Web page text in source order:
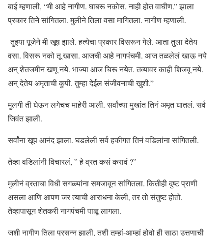
बाई म्हणाली, “मी आहे नागीण. घाबरू नकोस. नाही होत वाघीण.” झाला
प्रकार तिने सांगितला. मुलीने तिला वसा मागितला. नागीण म्हणाली.
तुझ्या पूजेने मी खूष झाले. हत्येचा प्रकार विसरून गेले. आता तुला देतेय
वसा. विसरू नको तू खासा. आजची आहे नागपंचमी. आज तळलेलं खाऊ नये
अन् शेतजमीन खणू नये. भाज्या आज चिरू नयेत. तव्यावर काही शिजवू नये.
अन् देतेय अमृताची कुपी. तुम्हा देईल संजीवनाची खुशी.”
मुलगी ती घेऊन लगेचच माहेरी आली. सर्वांच्या मुखांत तिनं अमृत घातलं. सर्व
जिवंत झाली.
सर्वांना खूप आनंद झाला. घडलेली सर्व हकीगत तिनं वडिलांना सांगितली.
तेव्हा वडिलांनी विचारलं, ” हे व्रत कसं करावं ?”
मुलीनं व्रताचा विधी सगळ्यांना समजावून सांगितला. कितीही दुष्ट प्राणी
असला आणि आपण जर त्याची आराधना केली, तर तो संतुष्ट होतो.
तेव्हापासून शेतकरी नागपंचमी पाळू लागला.
जशी नागीण तिला प्रसन्न झाली, तशी तुम्हां-आम्हां होवो ही साठा उत्तणाची